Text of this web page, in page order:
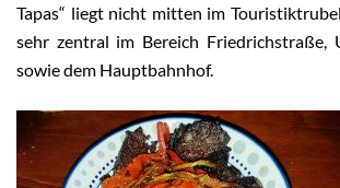
Tapas“ liegt nicht mitten im
sehr zentral im Bereich Friedrichstraße,
sowie dem Hauptbahnhof.